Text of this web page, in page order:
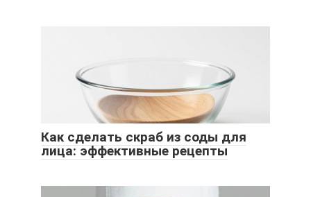
Как сделать скраб из соды для
лица: эффективные рецепты